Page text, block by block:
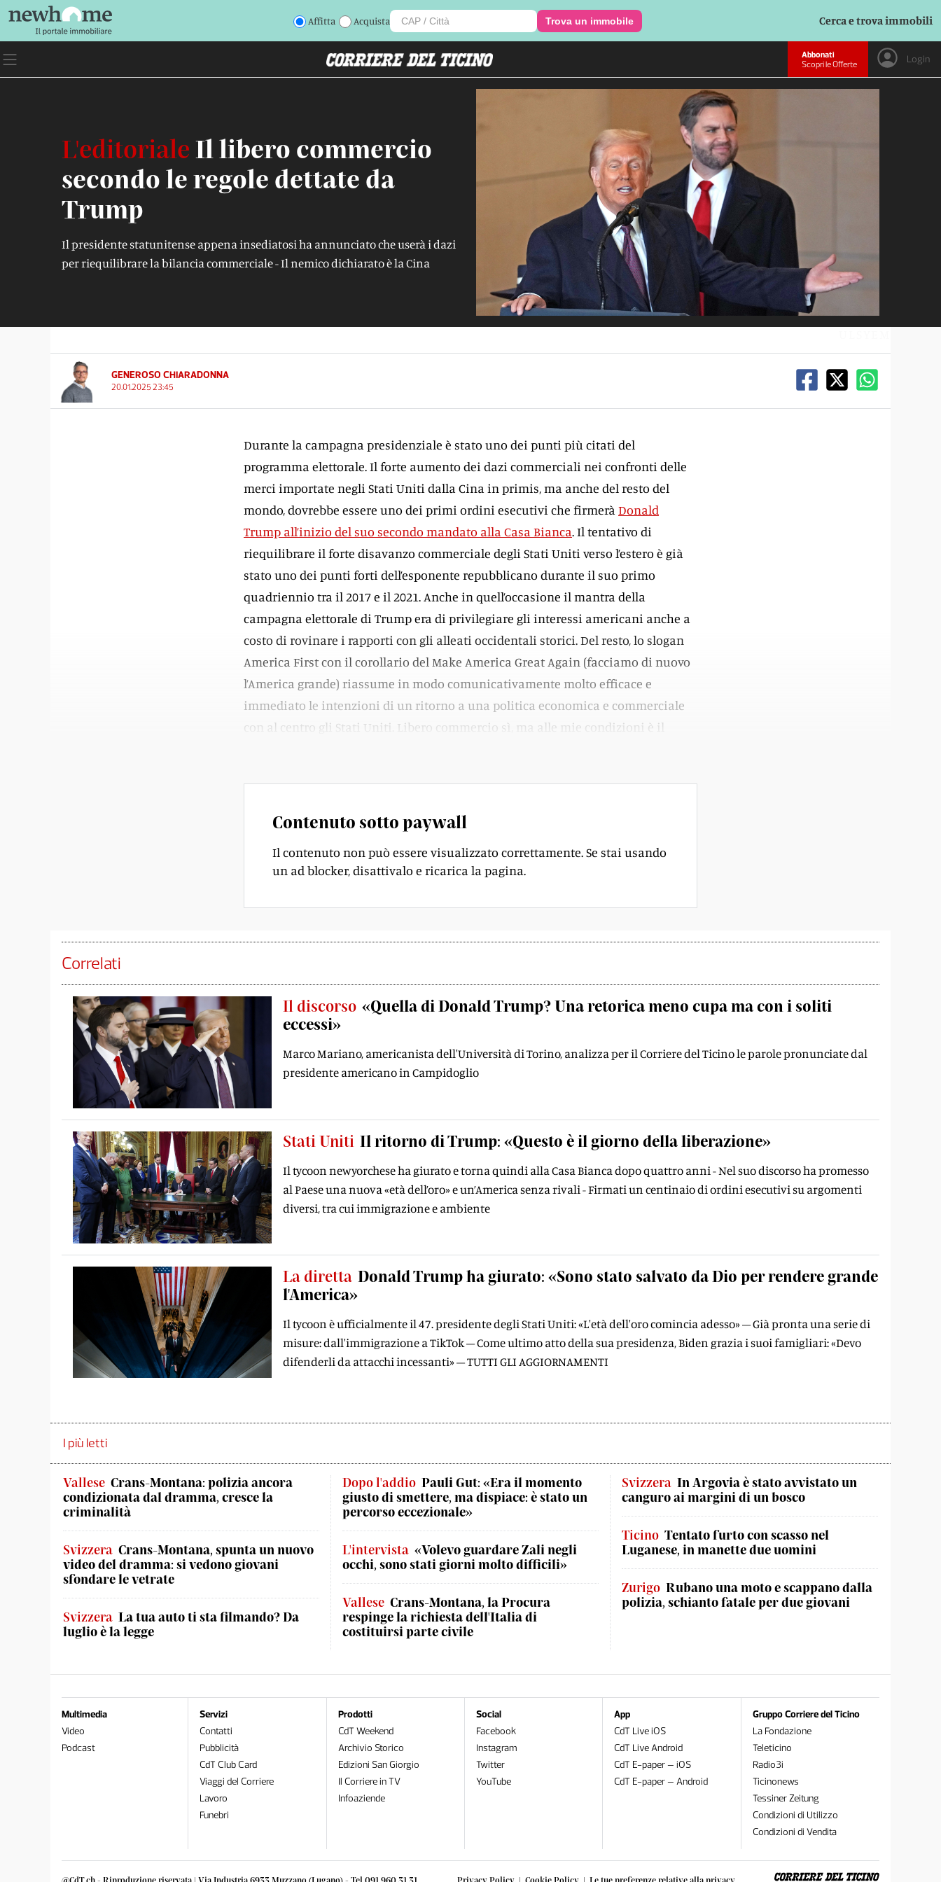
Affitta Acquista Trova un immobile Cerca e trova immobili
Abbonati
Scopri le Offerte
Login
L'editoriale Il libero commercio
secondo le regole dettate da
Trump
Il presidente statunitense appena insediatosi ha annunciato che userà i dazi
per riequilibrare la bilancia commerciale - Il nemico dichiarato è la Cina
GENEROSO CHIARADONNA
20.01.2025 23:45
Durante la campagna presidenziale è stato uno dei punti più citati del
programma elettorale. Il forte aumento dei dazi commerciali nei confronti delle
merci importate negli Stati Uniti dalla Cina in primis, ma anche del resto del
mondo, dovrebbe essere uno dei primi ordini esecutivi che firmerà Donald
Trump all’inizio del suo secondo mandato alla Casa Bianca. Il tentativo di
riequilibrare il forte disavanzo commerciale degli Stati Uniti verso l’estero è già
stato uno dei punti forti dell’esponente repubblicano durante il suo primo
quadriennio tra il 2017 e il 2021. Anche in quell’occasione il mantra della
campagna elettorale di Trump era di privilegiare gli interessi americani anche a
costo di rovinare i rapporti con gli alleati occidentali storici. Del resto, lo slogan
America First con il corollario del Make America Great Again (facciamo di nuovo
l’America grande) riassume in modo comunicativamente molto efficace e
immediato le intenzioni di un ritorno a una politica economica e commerciale
con al centro gli Stati Uniti. Libero commercio sì, ma alle mie condizioni è il
Contenuto sotto paywall
Il contenuto non può essere visualizzato correttamente. Se stai usando
un ad blocker, disattivalo e ricarica la pagina.
Correlati
Il discorso «Quella di Donald Trump? Una retorica meno cupa ma con i soliti
eccessi»
Marco Mariano, americanista dell'Università di Torino, analizza per il Corriere del Ticino le parole pronunciate dal
presidente americano in Campidoglio
Stati Uniti Il ritorno di Trump: «Questo è il giorno della liberazione»
Il tycoon newyorchese ha giurato e torna quindi alla Casa Bianca dopo quattro anni - Nel suo discorso ha promesso
al Paese una nuova «età dell’oro» e un’America senza rivali - Firmati un centinaio di ordini esecutivi su argomenti
diversi, tra cui immigrazione e ambiente
La diretta Donald Trump ha giurato: «Sono stato salvato da Dio per rendere grande
l'America»
Il tycoon è ufficialmente il 47. presidente degli Stati Uniti: «L'età dell'oro comincia adesso» – Già pronta una serie di
misure: dall'immigrazione a TikTok – Come ultimo atto della sua presidenza, Biden grazia i suoi famigliari: «Devo
difenderli da attacchi incessanti» – TUTTI GLI AGGIORNAMENTI
I più letti
Vallese Crans-Montana: polizia ancora
condizionata dal dramma, cresce la
criminalità
Svizzera Crans-Montana, spunta un nuovo
video del dramma: si vedono giovani
sfondare le vetrate
Svizzera La tua auto ti sta filmando? Da
luglio è la legge
Dopo l'addio Pauli Gut: «Era il momento
giusto di smettere, ma dispiace: è stato un
percorso eccezionale»
L'intervista «Volevo guardare Zali negli
occhi, sono stati giorni molto difficili»
Vallese Crans-Montana, la Procura
respinge la richiesta dell'Italia di
costituirsi parte civile
Svizzera In Argovia è stato avvistato un
canguro ai margini di un bosco
Ticino Tentato furto con scasso nel
Luganese, in manette due uomini
Zurigo Rubano una moto e scappano dalla
polizia, schianto fatale per due giovani
Multimedia
Video
Podcast
Servizi
Contatti
Pubblicità
CdT Club Card
Viaggi del Corriere
Lavoro
Funebri
Prodotti
CdT Weekend
Archivio Storico
Edizioni San Giorgio
Il Corriere in TV
Infoaziende
Social
Facebook
Instagram
Twitter
YouTube
App
CdT Live iOS
CdT Live Android
CdT E-paper – iOS
CdT E-paper – Android
Gruppo Corriere del Ticino
La Fondazione
Teleticino
Radio3i
Ticinonews
Tessiner Zeitung
Condizioni di Utilizzo
Condizioni di Vendita